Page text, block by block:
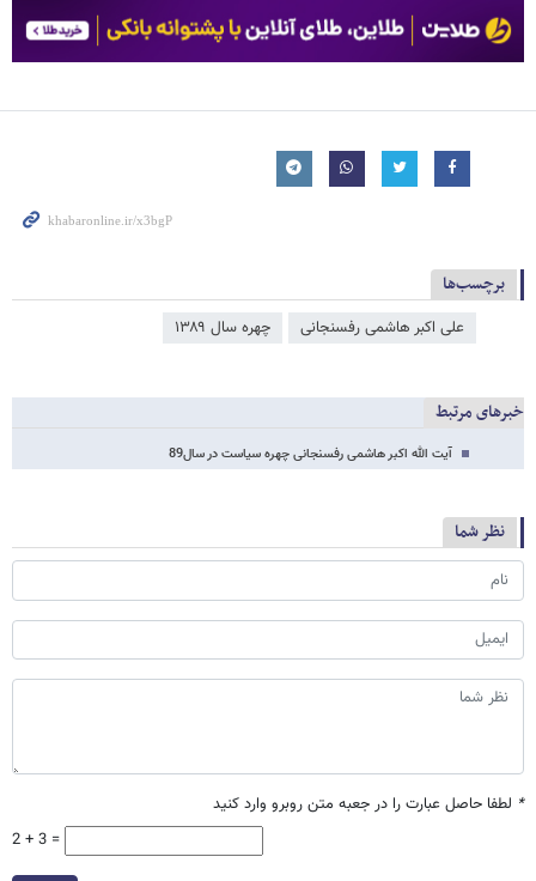
برچسب‌ها
علی اکبر هاشمی رفسنجانی چهره سال ۱۳۸۹
خبرهای مرتبط
آیت الله اکبر هاشمی رفسنجانی چهره سیاست در سال89
نظر شما
* لطفا حاصل عبارت را در جعبه متن روبرو وارد کنید
2 + 3 =